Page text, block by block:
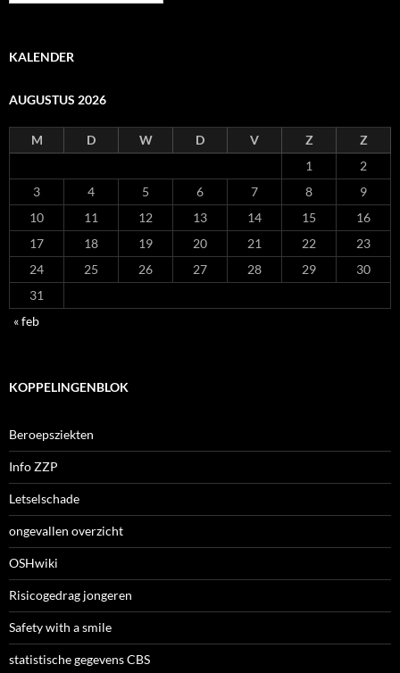
KALENDER
AUGUSTUS 2026
M D W D V Z
Z
1
2
3
4 5 6 7 8
9
10
11 12 13 14 15
16
17
18 19 20 21 22
23
24
25 26 27 28 29
30
31
« feb
KOPPELINGENBLOK
Beroepsziekten
Info ZZP
Letselschade
ongevallen overzicht
OSHwiki
Risicogedrag jongeren
Safety with a smile
statistische gegevens CBS